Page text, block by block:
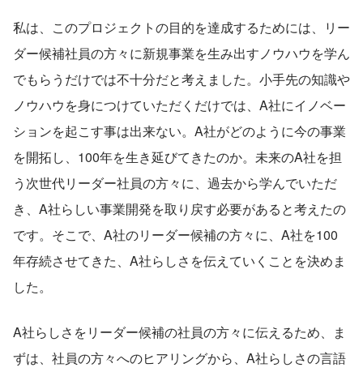
私は、このプロジェクトの目的を達成するためには、リー
ダー候補社員の方々に新規事業を生み出すノウハウを学ん
でもらうだけでは不十分だと考えました。小手先の知識や
ノウハウを身につけていただくだけでは、A社にイノベー
ションを起こす事は出来ない。A社がどのように今の事業
を開拓し、100年を生き延びてきたのか。未来のA社を担
う次世代リーダー社員の方々に、過去から学んでいただ
き、A社らしい事業開発を取り戻す必要があると考えたの
です。そこで、A社のリーダー候補の方々に、A社を100
年存続させてきた、A社らしさを伝えていくことを決めま
した。
A社らしさをリーダー候補の社員の方々に伝えるため、ま
ずは、社員の方々へのヒアリングから、A社らしさの言語